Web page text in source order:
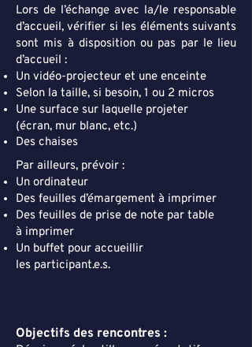
Lors de l’échange avec la/le responsable
d’accueil, vérifier si les éléments suivants
sont mis à disposition ou pas par le lieu
d’accueil :
Un vidéo-projecteur et une enceinte
Selon la taille, si besoin, 1 ou 2 micros
Une surface sur laquelle projeter
(écran, mur blanc, etc.)
Des chaises
Par ailleurs, prévoir :
Un ordinateur
Des feuilles d’émargement à imprimer
Des feuilles de prise de note par table
à imprimer
Un buffet pour accueillir
les participant.e.s.
Objectifs des rencontres :